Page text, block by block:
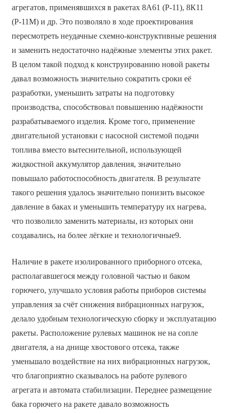
агрегатов, применявшихся в ракетах 8А61 (Р-11), 8К11
(Р-11М) и др. Это позволяло в ходе проектирования
пересмотреть неудачные схемно-конструктивные решения
и заменить недостаточно надёжные элементы этих ракет.
В целом такой подход к конструированию новой ракеты
давал возможность значительно сократить сроки её
разработки, уменьшить затраты на подготовку
производства, способствовал повышению надёжности
разрабатываемого изделия. Кроме того, применение
двигательной установки с насосной системой подачи
топлива вместо вытеснительной, использующей
жидкостной аккумулятор давления, значительно
повышало работоспособность двигателя. В результате
такого решения удалось значительно понизить высокое
давление в баках и уменьшить температуру их нагрева,
что позволило заменить материалы, из которых они
создавались, на более лёгкие и технологичные9.
Наличие в ракете изолированного приборного отсека,
располагавшегося между головной частью и баком
горючего, улучшало условия работы приборов системы
управления за счёт снижения вибрационных нагрузок,
делало удобным технологическую сборку и эксплуатацию
ракеты. Расположение рулевых машинок не на сопле
двигателя, а на днище хвостового отсека, также
уменьшало воздействие на них вибрационных нагрузок,
что благоприятно сказывалось на работе рулевого
агрегата и автомата стабилизации. Переднее размещение
бака горючего на ракете давало возможность